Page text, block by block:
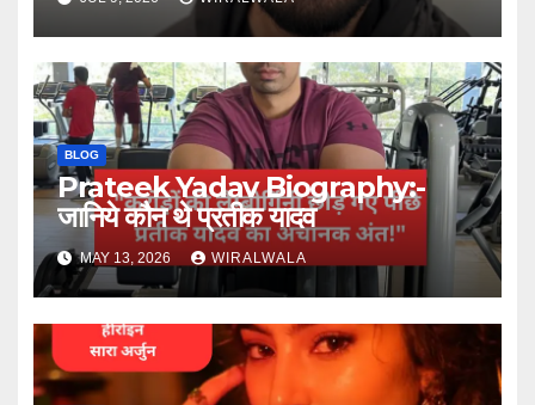
BLOG
Prateek Yadav Biography:-
जानिये कौन थे प्रतीक यादव
MAY 13, 2026 WIRALWALA